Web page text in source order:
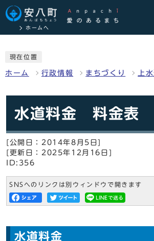
ホームへ
現在位置
ホーム 行政情報 まちづくり 上
水道料金 料金表
[公開日：2014年8月5日]
[更新日：2025年12月16日]
ID:356
SNSへのリンクは別ウィンドウで開きます
水道料金